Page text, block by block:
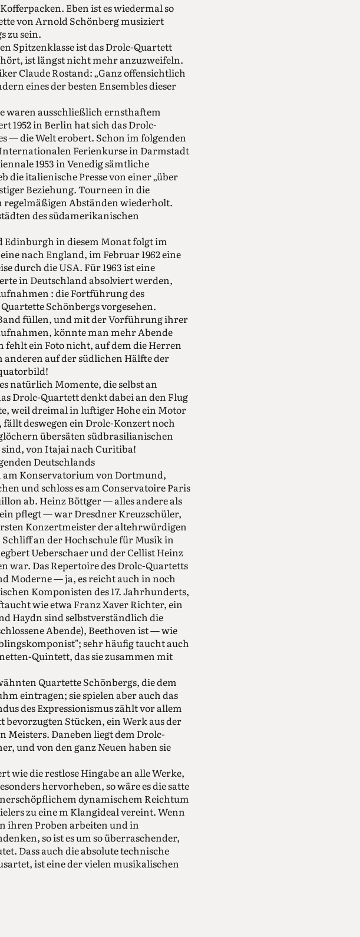
Eben ist es wiedermal so
von Arnold Schönberg musiziert
zu sein.
Spitzenklasse ist das Drolc-Quartett
ist längst nicht mehr anzuzweifeln.
Claude Rostand: „Ganz offensichtlich
eines der besten Ensembles dieser
waren ausschließlich ernsthaftem
1952 in Berlin hat sich das Drolc-
— die Welt erobert. Schon im folgenden
Ferienkurse in Darmstadt
1953 in Venedig sämtliche
italienische Presse von einer „über
Beziehung. Tourneen in die
Abständen wiederholt.
des südamerikanischen
Edinburgh in diesem Monat folgt im
nach England, im Februar 1962 eine
durch die USA. Für 1963 ist eine
in Deutschland absolviert werden,
: die Fortführung des
Schönbergs vorgesehen.
füllen, und mit der Vorführung ihrer
könnte man mehr Abende
ein Foto nicht, auf dem die Herren
auf der südlichen Hälfte der
natürlich Momente, die selbst an
Drolc-Quartett denkt dabei an den Flug
weil dreimal in luftiger Hohe ein Motor
deswegen ein Drolc-Konzert noch
übersäten südbrasilianischen
von Itajai nach Curitiba!
Deutschlands
am Konservatorium von Dortmund,
und schloss es am Conservatoire Paris
ab. Heinz Böttger — alles andere als
pflegt — war Dresdner Kreuzschüler,
Konzertmeister der altehrwürdigen
an der Hochschule für Musik in
Ueberschaer und der Cellist Heinz
war. Das Repertoire des Drolc-Quartetts
Moderne — ja, es reicht auch in noch
Komponisten des 17. Jahrhunderts,
wie etwa Franz Xaver Richter, ein
Haydn sind selbstverständlich die
Abende), Beethoven ist — wie
sehr häufig taucht auch
Quintett, das sie zusammen mit
Quartette Schönbergs, die dem
eintragen; sie spielen aber auch das
des Expressionismus zählt vor allem
bevorzugten Stücken, ein Werk aus der
Meisters. Daneben liegt dem Drolc-
und von den ganz Neuen haben sie
wie die restlose Hingabe an alle Werke,
hervorheben, so wäre es die satte
dynamischem Reichtum
zu eine m Klangideal vereint. Wenn
ihren Proben arbeiten und in
so ist es um so überraschender,
Dass auch die absolute technische
ist eine der vielen musikalischen